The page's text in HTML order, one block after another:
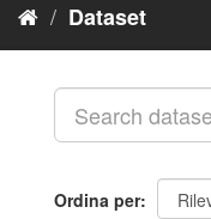
Dataset
Ordina per